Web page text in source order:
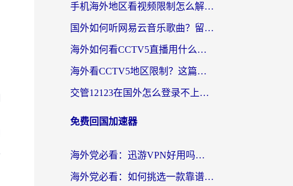
手机海外地区看视频限制怎么解决？留学生亲测有效的回国加速器指南
国外如何听网易云音乐歌曲？留学生亲测有效的回国加速方案
海外如何看CCTV5直播用什么平台？2026最新指南：看欧洲杯、中超、奥运不再卡
海外看CCTV5地区限制？这篇指南帮你流畅看欧洲杯、NBA还听中文解说
交管12123在国外怎么登录不上？海外华人必看的回国加速器选择指南
免费回国加速器
海外党必看：迅游VPN好用吗？和OurPlay VPN对比哪个回国效果更好？附真实体验测评
海外党必看：如何挑选一款靠谱的PC端VPN，让回国冲浪不再卡顿